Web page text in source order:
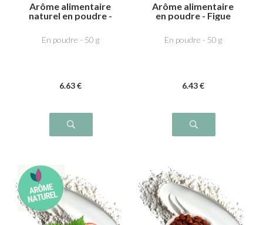
Arôme alimentaire
naturel en poudre -
En poudre - 50 g
6.63 €
Arôme alimentaire
en poudre - Figue
En poudre - 50 g
6.43 €